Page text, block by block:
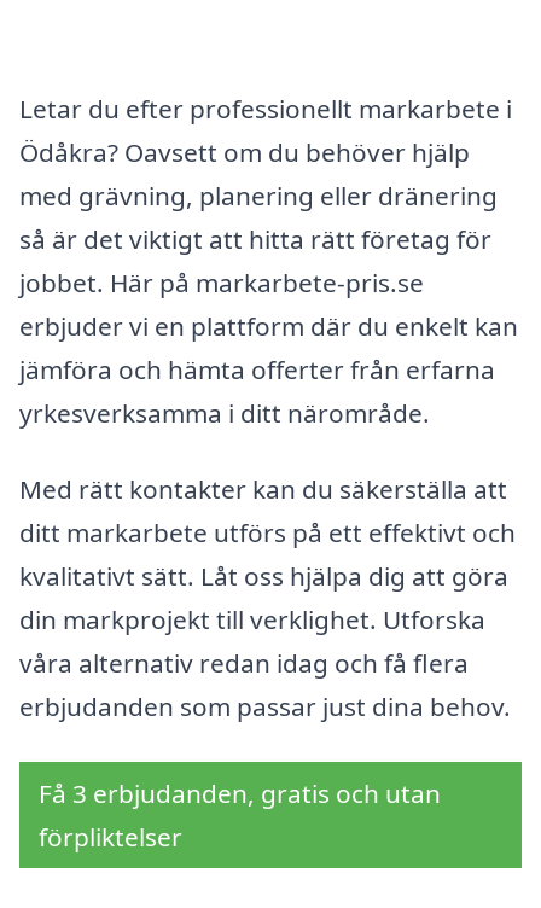
Letar du efter professionellt markarbete i
Ödåkra? Oavsett om du behöver hjälp
med grävning, planering eller dränering
så är det viktigt att hitta rätt företag för
jobbet. Här på markarbete-pris.se
erbjuder vi en plattform där du enkelt kan
jämföra och hämta offerter från erfarna
yrkesverksamma i ditt närområde.
Med rätt kontakter kan du säkerställa att
ditt markarbete utförs på ett effektivt och
kvalitativt sätt. Låt oss hjälpa dig att göra
din markprojekt till verklighet. Utforska
våra alternativ redan idag och få flera
erbjudanden som passar just dina behov.
Få 3 erbjudanden, gratis och utan
förpliktelser